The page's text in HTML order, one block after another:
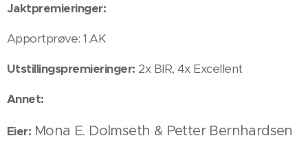
Jaktpremieringer:
Apportprøve: 1.AK
Utstillingspremieringer: 2x BIR, 4x Excellent
Annet:
Eier: Mona E. Dolmseth & Petter Bernhardsen